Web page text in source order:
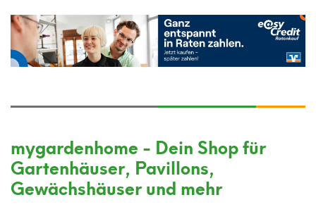
mygardenhome - Dein Shop für
Gartenhäuser, Pavillons,
Gewächshäuser und mehr